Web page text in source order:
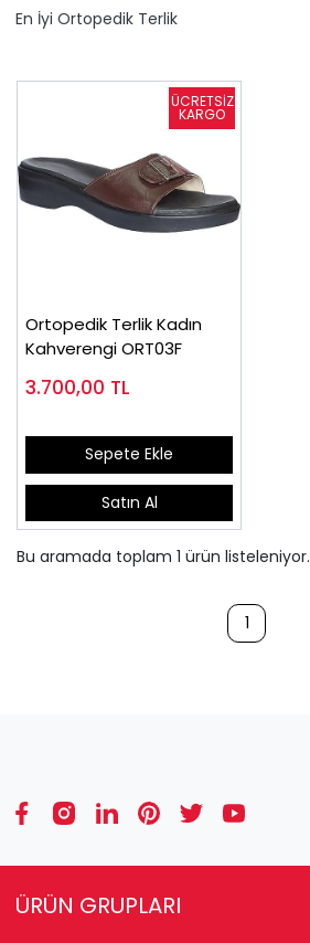
En İyi Ortopedik Terlik
Ortopedik Terlik Kadın
Kahverengi ORT03F
3.700,00 TL
Sepete Ekle
Satın Al
Bu aramada toplam 1 ürün listeleniyor.
1
ÜRÜN GRUPLARI